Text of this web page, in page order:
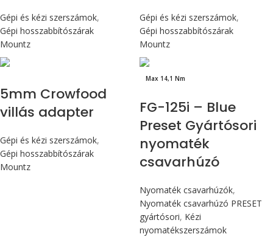
Gépi és kézi szerszámok,
Gépi hosszabbítószárak
Mountz
Gépi és kézi szerszámok,
Gépi hosszabbítószárak
Mountz
5mm Crowfood
villás adapter
Gépi és kézi szerszámok,
Gépi hosszabbítószárak
Mountz
Max 14,1 Nm
FG-125i – Blue
Preset Gyártósori
nyomaték
csavarhúzó
Nyomaték csavarhúzók,
Nyomaték csavarhúzó PRESET
gyártósori, Kézi
nyomatékszerszámok